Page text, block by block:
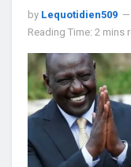
by Lequotidien509
Reading Time: 2 mins